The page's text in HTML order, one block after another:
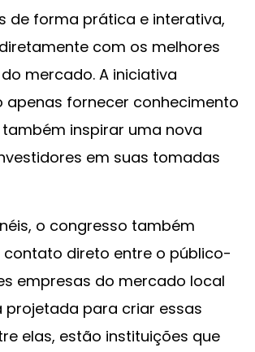
de forma prática e interativa,
com os melhores
mercado. A iniciativa
apenas fornecer conhecimento
inspirar uma nova
em suas tomadas
o congresso também
direto entre o público-
empresas do mercado local
projetada para criar essas
elas, estão instituições que